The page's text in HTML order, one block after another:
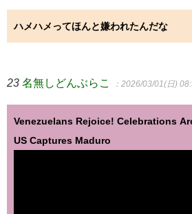
ハメハメってほんと嫌われたんだな
23 名無しどんぶらこ ：2026/03/01(日)
Venezuelans Rejoice! Celebrations
US Captures Maduro